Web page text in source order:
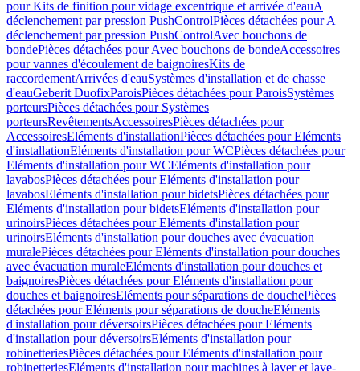
pour Kits de finition pour vidage excentrique et arrivée d'eauA
déclenchement par pression PushControlPièces détachées pour A
déclenchement par pression PushControlAvec bouchons de
bondePièces détachées pour Avec bouchons de bondeAccessoires
pour vannes d'écoulement de baignoiresKits de
raccordementArrivées d'eauSystèmes d'installation et de chasse
d'eauGeberit DuofixParoisPièces détachées pour ParoisSystèmes
porteursPièces détachées pour Systèmes
porteursRevêtementsAccessoiresPièces détachées pour
AccessoiresEléments d'installationPièces détachées pour Eléments
d'installationEléments d'installation pour WCPièces détachées pour
Eléments d'installation pour WCEléments d'installation pour
lavabosPièces détachées pour Eléments d'installation pour
lavabosEléments d'installation pour bidetsPièces détachées pour
Eléments d'installation pour bidetsEléments d'installation pour
urinoirsPièces détachées pour Eléments d'installation pour
urinoirsEléments d'installation pour douches avec évacuation
muralePièces détachées pour Eléments d'installation pour douches
avec évacuation muraleEléments d'installation pour douches et
baignoiresPièces détachées pour Eléments d'installation pour
douches et baignoiresEléments pour séparations de douchePièces
détachées pour Eléments pour séparations de doucheEléments
d'installation pour déversoirsPièces détachées pour Eléments
d'installation pour déversoirsEléments d'installation pour
robinetteriesPièces détachées pour Eléments d'installation pour
robinetteriesEléments d'installation pour machines à laver et lave-